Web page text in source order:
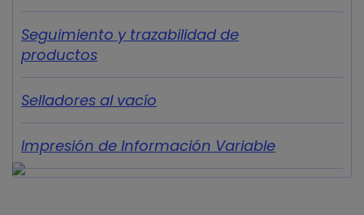
Seguimiento y trazabilidad de
productos
Selladores al vacío
Impresión de Información Variable